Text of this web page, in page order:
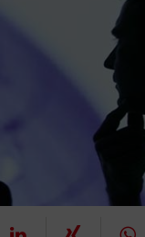
mitteilen